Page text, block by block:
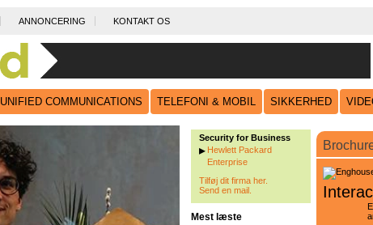
ANNONCERING KONTAKT OS
UNIFIED COMMUNICATIONS TELEFONI & MOBIL SIKKERHED
Security for Business
Hewlett Packard
Enterprise
Tilføj dit firma her.
Send en mail.
Mest læste